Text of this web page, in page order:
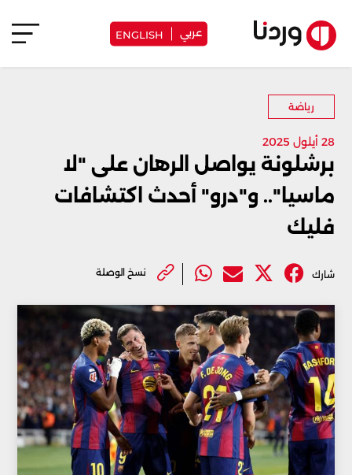
عربي ENGLISH
رياضة
28 أيلول 2025
برشلونة يواصل الرهان على "لا
ماسيا".. و"درو" أحدث اكتشافات
فليك
شارك نسخ الوصلة